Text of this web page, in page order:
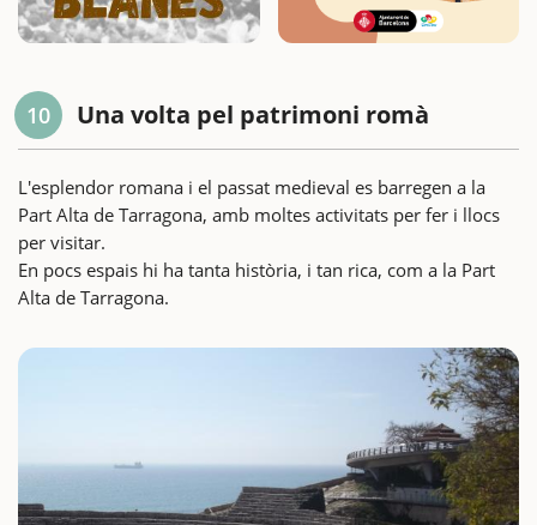
10 Una volta pel patrimoni romà
L'esplendor romana i el passat medieval es barregen a la
Part Alta de Tarragona, amb moltes activitats per fer i llocs
per visitar.
En pocs espais hi ha tanta història, i tan rica, com a la Part
Alta de Tarragona.